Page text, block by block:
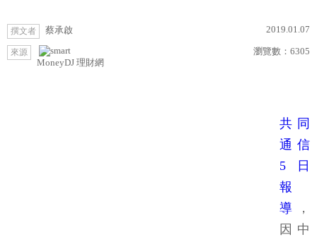
撰文者 蔡承啟 2019.01.07
來源
MoneyDJ 理財網
瀏覽數： 6305
共同
通信
5日
報
導
，
因中